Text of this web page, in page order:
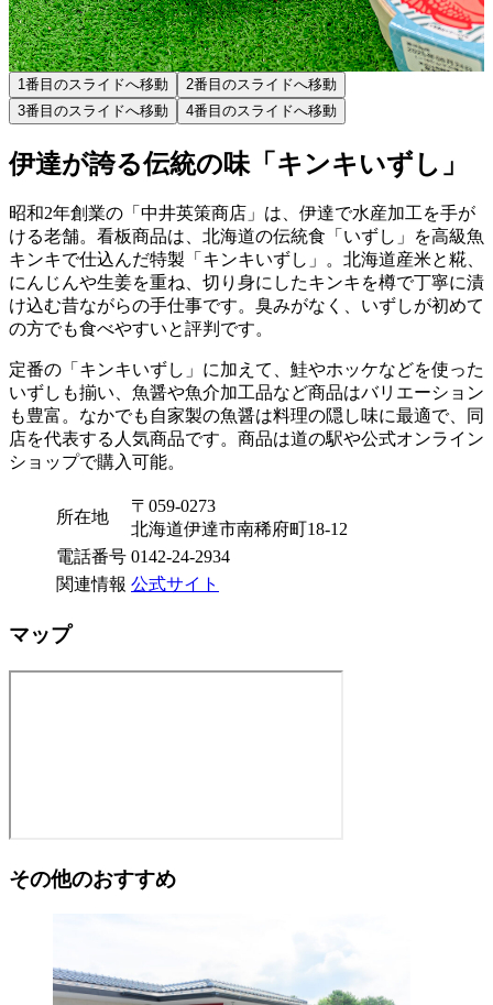
1番目のスライドへ移動 2番目のスライドへ移動
3番目のスライドへ移動 4番目のスライドへ移動
伊達が誇る伝統の味「キンキいずし」
昭和2年創業の「中井英策商店」は、伊達で水産加工を手が
ける老舗。看板商品は、北海道の伝統食「いずし」を高級魚
キンキで仕込んだ特製「キンキいずし」。北海道産米と糀、
にんじんや生姜を重ね、切り身にしたキンキを樽で丁寧に漬
け込む昔ながらの手仕事です。臭みがなく、いずしが初めて
の方でも食べやすいと評判です。
定番の「キンキいずし」に加えて、鮭やホッケなどを使った
いずしも揃い、魚醤や魚介加工品など商品はバリエーション
も豊富。なかでも自家製の魚醤は料理の隠し味に最適で、同
店を代表する人気商品です。商品は道の駅や公式オンライン
ショップで購入可能。
所在地
〒059-0273
北海道伊達市南稀府町18-12
電話番号 0142-24-2934
関連情報 公式サイト
マップ
その他のおすすめ